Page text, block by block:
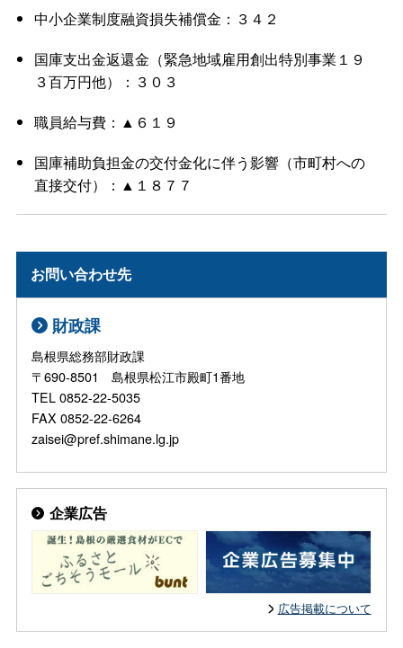
中小企業制度融資損失補償金：３４２
国庫支出金返還金（緊急地域雇用創出特別事業１９
３百万円他）：３０３
職員給与費：▲６１９
国庫補助負担金の交付金化に伴う影響（市町村への
直接交付）：▲１８７７
お問い合わせ先
財政課
島根県総務部財政課
〒690-8501 島根県松江市殿町1番地
TEL 0852-22-5035
FAX 0852-22-6264
zaisei@pref.shimane.lg.jp
企業広告
広告掲載について